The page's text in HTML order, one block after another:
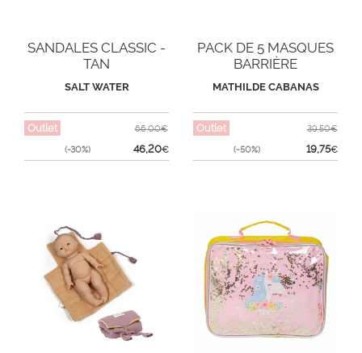
SANDALES CLASSIC -
TAN
SALT WATER
Outlet
(-30%)
66,00€
46,20€
PACK DE 5 MASQUES
BARRIÈRE
MATHILDE CABANAS
Outlet
(-50%)
39,50€
19,75€